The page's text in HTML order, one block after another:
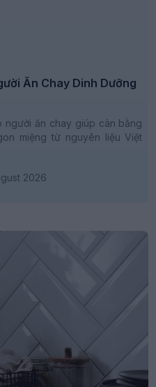
Ăn Chay Dinh Dưỡng
người ăn chay giúp cân bằng
miệng từ nguyên liệu Việt
2026